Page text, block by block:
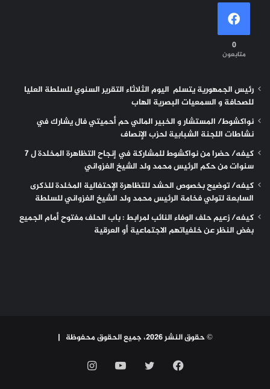
0
متابعون
رئيس الجمهورية يتسلم اليوم الثلاثاء التقرير السنوي للسلطة العليا
للصحافة و السمعيات البصرية الهاب
نواكشوط/ المستشار و الخبير المالي حم أحميتي فال يشارك في
نشاطات اللجنة الشبابية لحزب الإنصاف
كيفه/ حضرا من نواكشوط للمشاركة في إنجاح التظاهرة المخلدة ل 7
سنوات من حكم الرئيس محمد ولد الشيخ الغزواني
كيفه/ توضيح بخصوص الحشد للتظاهرة الإحتفالية المخلدة للذكرى
السابعة لتولي فخامة الرئيس محمد ولد الشيخ الغزواني للسلطة
كيفه/ زعيم حلف الوفاء النائب لمرابط : باب الحلف مفتوح أمام الجميع
بغض النظر عن خلفياتهم الاجتماعية أو العرقية
© حقوق النشر 2026، جميع الحقوق محفوظة |
فيسبوك تويتر يوتيوب